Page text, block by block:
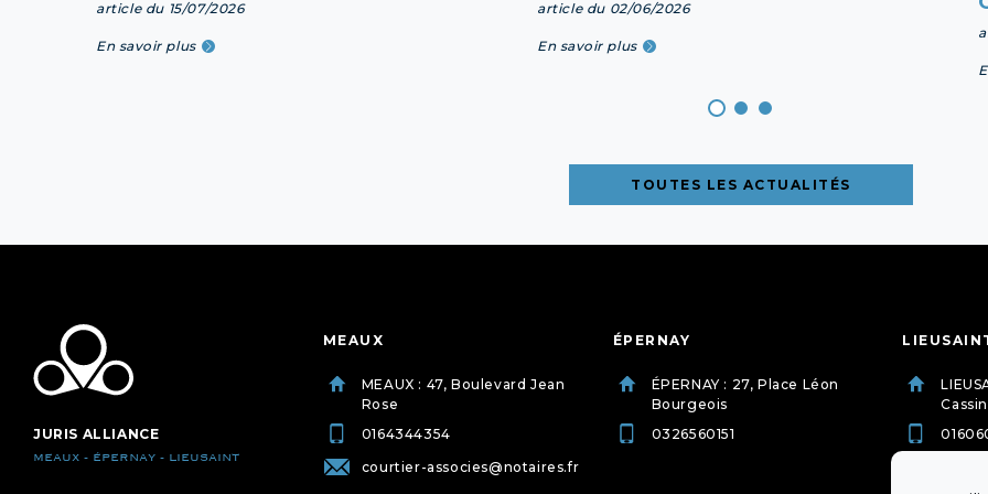
article du 15/07/2026
En savoir plus
article du 02/06/2026
En savoir plus
TOUTES LES ACTUALITÉS
JURIS ALLIANCE
MEAUX - ÉPERNAY - LIEUSAINT
MEAUX
MEAUX : 47, Boulevard Jean
Rose
0164344354
courtier-associes@notaires.fr
ÉPERNAY
ÉPERNAY : 27, Place Léon
Bourgeois
0326560151
Cassin